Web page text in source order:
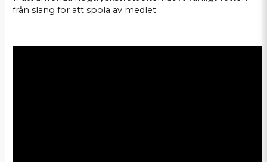
från slang för att spola av medlet.